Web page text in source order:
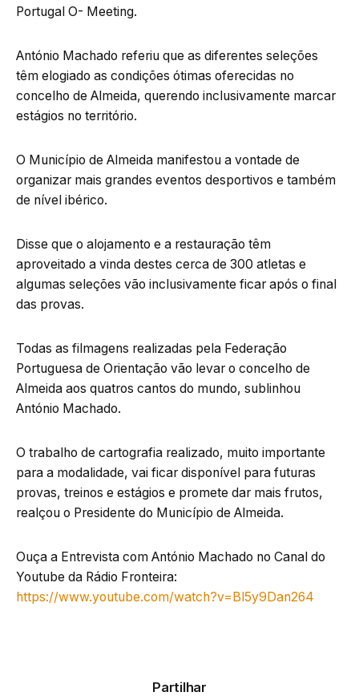
Portugal O- Meeting.
António Machado referiu que as diferentes seleções
têm elogiado as condições ótimas oferecidas no
concelho de Almeida, querendo inclusivamente marcar
estágios no território.
O Município de Almeida manifestou a vontade de
organizar mais grandes eventos desportivos e também
de nível ibérico.
Disse que o alojamento e a restauração têm
aproveitado a vinda destes cerca de 300 atletas e
algumas seleções vão inclusivamente ficar após o final
das provas.
Todas as filmagens realizadas pela Federação
Portuguesa de Orientação vão levar o concelho de
Almeida aos quatros cantos do mundo, sublinhou
António Machado.
O trabalho de cartografia realizado, muito importante
para a modalidade, vai ficar disponível para futuras
provas, treinos e estágios e promete dar mais frutos,
realçou o Presidente do Município de Almeida.
Ouça a Entrevista com António Machado no Canal do
Youtube da Rádio Fronteira:
https://www.youtube.com/watch?v=Bl5y9Dan264
Partilhar